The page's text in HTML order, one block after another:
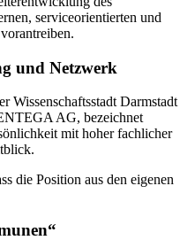
serviceorientierten und
und Netzwerk
Wissenschaftsstadt Darmstadt
AG, bezeichnet
mit hoher fachlicher
die Position aus den eigenen